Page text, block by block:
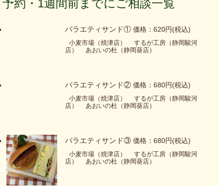
予約・1週間前までにご相談一覧
バラエティサンド① 価格：620円(税込)
小麦市場（焼津店）
するが工房（静岡駿河
店）
あおいの杜（静岡葵店）
バラエティサンド② 価格：680円(税込)
小麦市場（焼津店）
するが工房（静岡駿河
店）
あおいの杜（静岡葵店）
バラエティサンド③ 価格：680円(税込)
小麦市場（焼津店）
するが工房（静岡駿河
店）
あおいの杜（静岡葵店）